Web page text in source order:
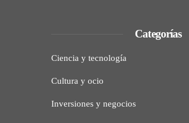
Categorías
Ciencia y tecnología
Cultura y ocio
Inversiones y negocios